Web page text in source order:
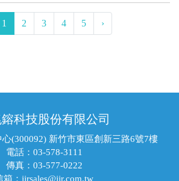
1 2 3 4 5 ›
科技股份有限公司
(300092) 新竹市東區創新三路6號7樓
電話：03-578-3111
傳真：03-577-0222
箱：jjrsales@jjr.com.tw